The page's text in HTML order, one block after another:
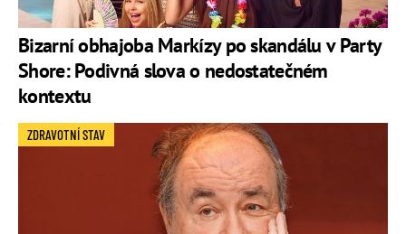
Bizarní obhajoba Markízy po skandálu v Party
Shore: Podivná slova o nedostatečném
kontextu
ZDRAVOTNÍ STAV